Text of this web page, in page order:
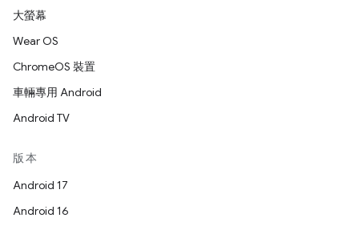
大螢幕
Wear OS
ChromeOS 裝置
車輛專用 Android
Android TV
版本
Android 17
Android 16